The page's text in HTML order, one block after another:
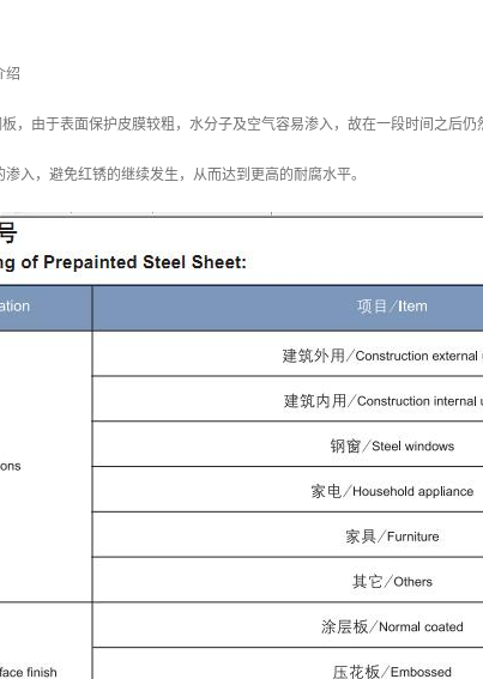
绍
，由于表面保护皮膜较粗，水分子及空气容易渗入，故在一段时间之后
入，避免红锈的继续发生，从而达到更高的耐腐水平。